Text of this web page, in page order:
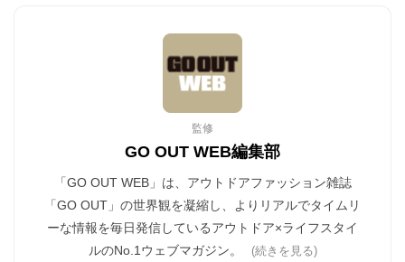
監修
GO OUT WEB編集部
「GO OUT WEB」は、アウトドアファッション雑誌
「GO OUT」の世界観を凝縮し、よりリアルでタイムリ
ーな情報を毎日発信しているアウトドア×ライフスタイ
ルのNo.1ウェブマガジン。
(続きを見る)